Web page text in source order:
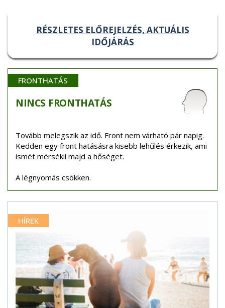
RÉSZLETES ELŐREJELZÉS, AKTUÁLIS
IDŐJÁRÁS
FRONTHATÁS
NINCS FRONTHATÁS
Tovább melegszik az idő. Front nem várható pár napig.
Kedden egy front hatásásra kisebb lehűlés érkezik, ami
ismét mérsékli majd a hőséget.
A légnyomás csökken.
HÍREK